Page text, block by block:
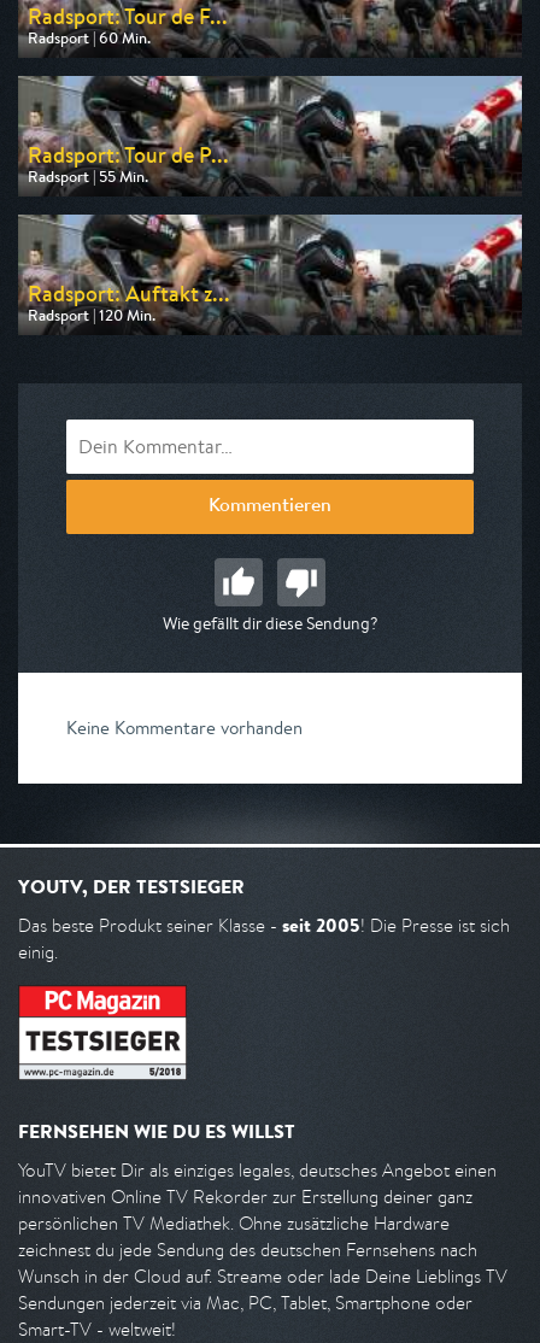
Radsport: Tour de F...
Radsport | 60 Min.
Ausgestrahlt von Eurosport
am 09.08.2026, 11:30
Radsport: Tour de P...
Radsport | 55 Min.
Ausgestrahlt von Eurosport
am 09.08.2026, 12:30
Radsport: Auftakt z...
Radsport | 120 Min.
Ausgestrahlt von HR
Kommentieren
Wie gefällt dir diese Sendung?
Keine Kommentare vorhanden
YOUTV, DER TESTSIEGER
Das beste Produkt seiner Klasse - seit 2005! Die Presse ist sich
einig.
FERNSEHEN WIE DU ES WILLST
YouTV bietet Dir als einziges legales, deutsches Angebot einen
innovativen Online TV Rekorder zur Erstellung deiner ganz
persönlichen TV Mediathek. Ohne zusätzliche Hardware
zeichnest du jede Sendung des deutschen Fernsehens nach
Wunsch in der Cloud auf. Streame oder lade Deine Lieblings TV
Sendungen jederzeit via Mac, PC, Tablet, Smartphone oder
Smart-TV - weltweit!